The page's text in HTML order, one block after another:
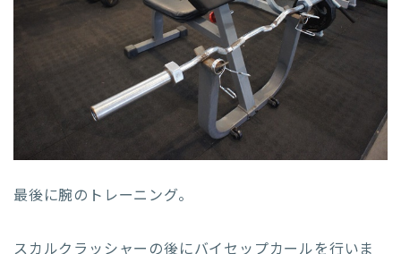
最後に腕のトレーニング。
スカルクラッシャーの後にバイセップカールを行いま